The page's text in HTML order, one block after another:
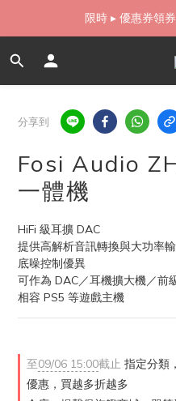
如需當日配送貨海外
如需當日配送貨海外
無卡分期 零利率
如需當日配送貨海外
分享到
Fosi Audio
一體機
HiFi 級耳擴 DAC
提供高解析音訊轉換與大功率
底噪控制優異
可作為 DAC／耳機擴大機／前
相容 PS5 等遊戲主機
至09/06 15:00截止 指定分類
優惠，買越多折越多